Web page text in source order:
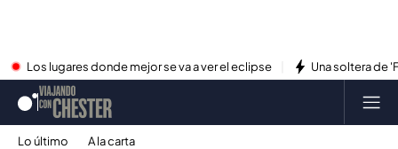
Los lugares donde mejor se va a ver el eclipse Una soltera de
Lo último A la carta